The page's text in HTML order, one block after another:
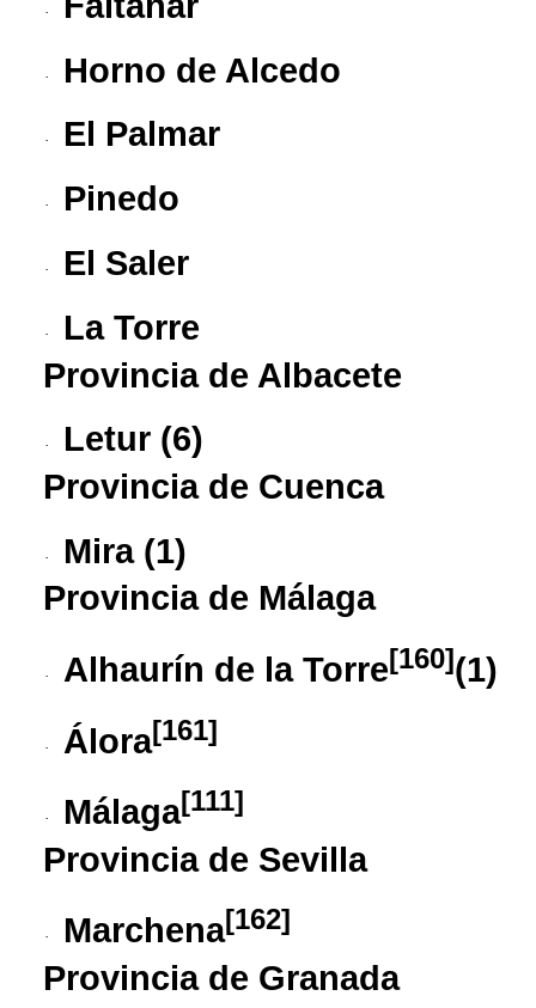
·
· Horno de Alcedo
· El Palmar
· Pinedo
· El Saler
·
La Torre
Provincia de Albacete
· Letur (6)
Provincia de Cuenca
· Mira(1)
Provincia de Málaga
· Alhaurín de la Torre[160]​ (1)
· Álora[161]
· Málaga[111]
Provincia de Sevilla
· Marchena[162]
Provincia de Granada